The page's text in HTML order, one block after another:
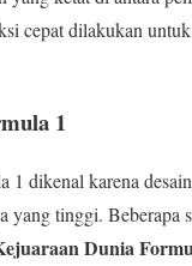
cepat dilakukan
1
1 dikenal karena
yang tinggi.
Dunia